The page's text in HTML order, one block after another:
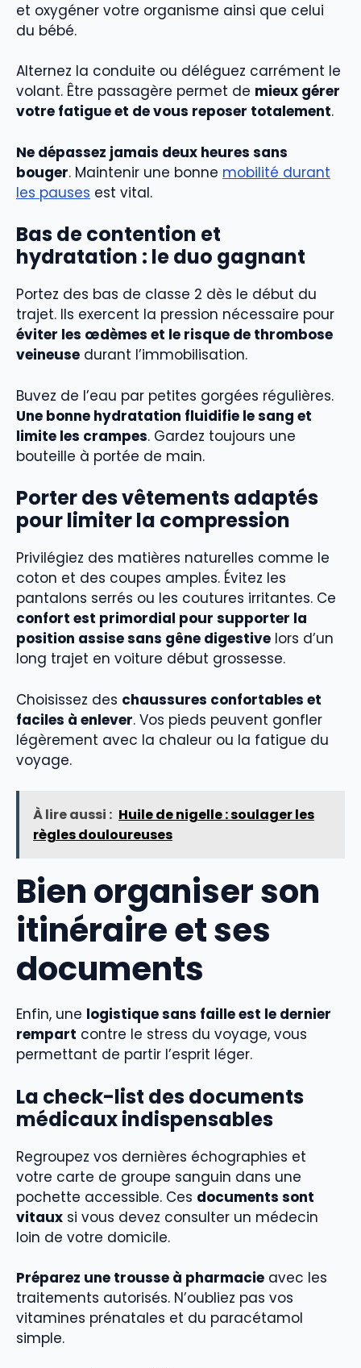
et oxygéner votre organisme ainsi que celui
du bébé.
Alternez la conduite ou déléguez carrément le
volant. Être passagère permet de mieux gérer
votre fatigue et de vous reposer totalement.
Ne dépassez jamais deux heures sans
bouger. Maintenir une bonne mobilité durant
les pauses est vital.
Bas de contention et
hydratation : le duo gagnant
Portez des bas de classe 2 dès le début du
trajet. Ils exercent la pression nécessaire pour
éviter les œdèmes et le risque de thrombose
veineuse durant l’immobilisation.
Buvez de l’eau par petites gorgées régulières.
Une bonne hydratation fluidifie le sang et
limite les crampes. Gardez toujours une
bouteille à portée de main.
Porter des vêtements adaptés
pour limiter la compression
Privilégiez des matières naturelles comme le
coton et des coupes amples. Évitez les
pantalons serrés ou les coutures irritantes. Ce
confort est primordial pour supporter la
position assise sans gêne digestive lors d’un
long trajet en voiture début grossesse.
Choisissez des chaussures confortables et
faciles à enlever. Vos pieds peuvent gonfler
légèrement avec la chaleur ou la fatigue du
voyage.
À lire aussi : Huile de nigelle : soulager les
règles douloureuses
Bien organiser son
itinéraire et ses
documents
Enfin, une logistique sans faille est le dernier
rempart contre le stress du voyage, vous
permettant de partir l’esprit léger.
La check-list des documents
médicaux indispensables
Regroupez vos dernières échographies et
votre carte de groupe sanguin dans une
pochette accessible. Ces documents sont
vitaux si vous devez consulter un médecin
loin de votre domicile.
Préparez une trousse à pharmacie avec les
traitements autorisés. N’oubliez pas vos
vitamines prénatales et du paracétamol
simple.